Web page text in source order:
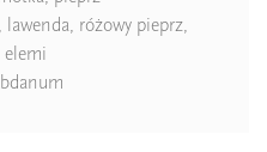
różowy pieprz,
elemi